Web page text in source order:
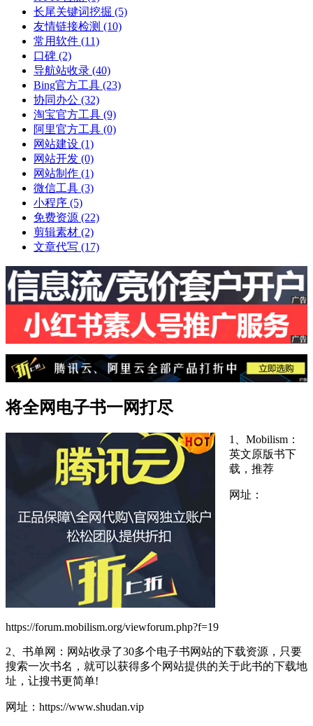
长尾关键词挖掘 (5)
友情链接检测 (10)
常用软件 (11)
口碑 (2)
导航站收录 (40)
Bing官方工具 (23)
协同办公 (32)
淘宝官方工具 (9)
阿里官方工具 (0)
网站建设 (1)
网站开发 (0)
网站制作 (1)
微信工具 (3)
小程序 (5)
免费资源 (22)
剪辑素材 (2)
文章代写 (17)
将全网电子书一网打尽
1、Mobilism：
英文原版书下
载，推荐
网址：
https://forum.mobilism.org/viewforum.php?f=19
2、书单网：网站收录了30多个电子书网站的下载资源，只要
搜索一次书名，就可以获得多个网站提供的关于此书的下载地
址，让搜书更简单!
网址：https://www.shudan.vip